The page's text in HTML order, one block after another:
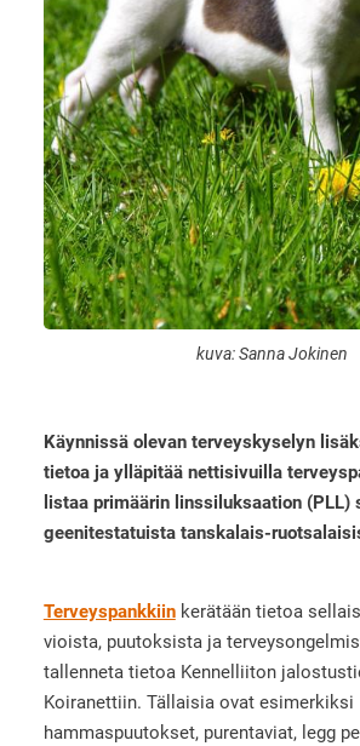
kuva: Sanna Jokinen
Käynnissä olevan terveyskyselyn
tietoa ja ylläpitää nettisivuilla
listaa primäärin linssiluksaation (PLL)
geenitestatuista tanskalais-
Terveyspankkiinkerätään tietoa
vioista, puutoksista ja
tallenneta tietoa Kennelliiton
Koiranettiin. Tällaisia ovat esimerkiksi
hammaspuutokset, purentaviat, legg